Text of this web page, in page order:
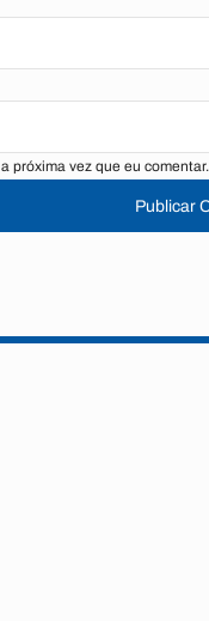
próxima vez que eu comentar.
Publicar